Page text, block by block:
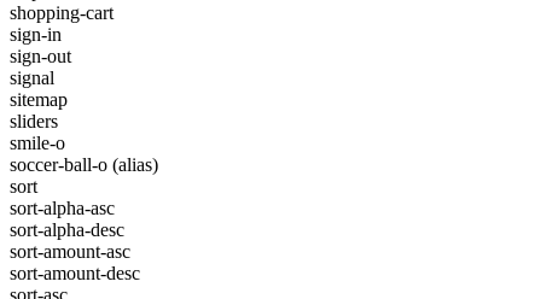
shopping-cart
sign-in
sign-out
signal
sitemap
sliders
smile-o
soccer-ball-o (alias)
sort
sort-alpha-asc
sort-alpha-desc
sort-amount-asc
sort-amount-desc
sort-asc